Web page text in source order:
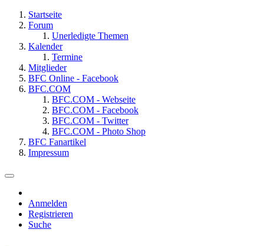
Startseite
Forum
Unerledigte Themen
Kalender
Termine
Mitglieder
BFC Online - Facebook
BFC.COM
BFC.COM - Webseite
BFC.COM - Facebook
BFC.COM - Twitter
BFC.COM - Photo Shop
BFC Fanartikel
Impressum
Anmelden
Registrieren
Suche